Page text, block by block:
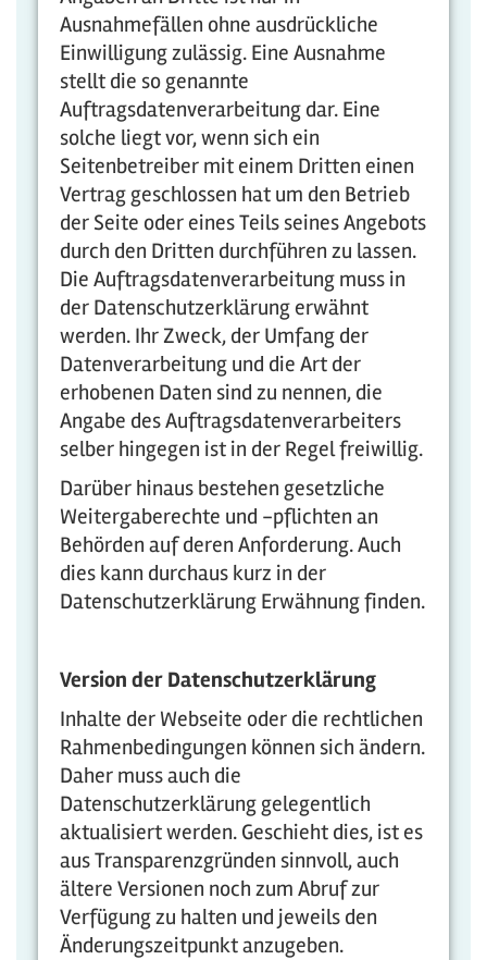
Ausnahmefällen ohne ausdrückliche
Einwilligung zulässig. Eine Ausnahme
stellt die so genannte
Auftragsdatenverarbeitung dar. Eine
solche liegt vor, wenn sich ein
Seitenbetreiber mit einem Dritten einen
Vertrag geschlossen hat um den Betrieb
der Seite oder eines Teils seines Angebots
durch den Dritten durchführen zu lassen.
Die Auftragsdatenverarbeitung muss in
der Datenschutzerklärung erwähnt
werden. Ihr Zweck, der Umfang der
Datenverarbeitung und die Art der
erhobenen Daten sind zu nennen, die
Angabe des Auftragsdatenverarbeiters
selber hingegen ist in der Regel freiwillig.
Darüber hinaus bestehen gesetzliche
Weitergaberechte und -pflichten an
Behörden auf deren Anforderung. Auch
dies kann durchaus kurz in der
Datenschutzerklärung Erwähnung finden.
Version der Datenschutzerklärung
Inhalte der Webseite oder die rechtlichen
Rahmenbedingungen können sich ändern.
Daher muss auch die
Datenschutzerklärung gelegentlich
aktualisiert werden. Geschieht dies, ist es
aus Transparenzgründen sinnvoll, auch
ältere Versionen noch zum Abruf zur
Verfügung zu halten und jeweils den
Änderungszeitpunkt anzugeben.